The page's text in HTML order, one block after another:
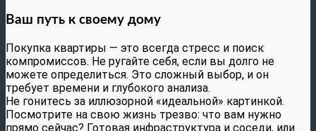
Ваш путь к своему дому
Покупка квартиры — это всегда стресс и поиск
компромиссов. Не ругайте себя, если вы долго не
можете определиться. Это сложный выбор, и он
требует времени и глубокого анализа.
Не гонитесь за иллюзорной «идеальной» картинкой.
Посмотрите на свою жизнь трезво: что вам нужно
прямо сейчас? Готовая инфраструктура и соседи, или